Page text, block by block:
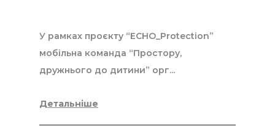
У рамках проєкту “ECHO_Protection”
мобільна команда “Простору,
дружнього до дитини” орг...
Детальніше